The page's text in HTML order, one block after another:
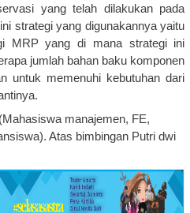
yang telah dilakukan pada
strategi yang digunakannya yaitu
MRP yang di mana strategi ini
jumlah bahan baku komponen
untuk memenuhi kebutuhan dari
manajemen, FE,
Atas bimbingan Putri dwi